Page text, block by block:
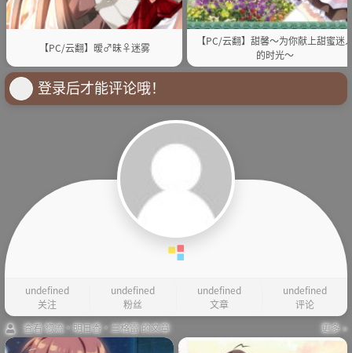
【PC/云翻】暧♂昧♀迷雾
【PC/云翻】甜馨～为你献上甜蜜迷
的时光～
登录后才能评论哦！
undefined
关注
undefined
粉丝
undefined
文章
undefined
评论
查看 惣流·明日香·兰格雷 的文章
更多 »